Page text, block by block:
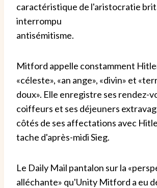
caractéristique de l'aristocratie
interrompu
antisémitisme.
Mitford appelle constamment
«céleste», «an ange», «divin» et
doux». Elle enregistre ses rendez-
coiffeurs et ses déjeuners
côtés de ses affectations avec
tache d'après-midi Sieg.
Le Daily Mail pantalon sur la
alléchante» qu'Unity Mitford a eu